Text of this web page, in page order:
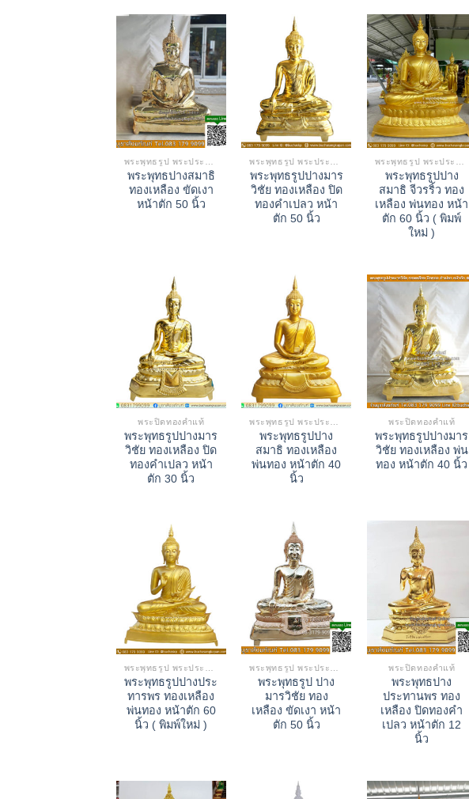
พระพุทธปางสมาธิ
ทองเหลือง ขัดเงา
หน้าตัก 50 นิ้ว
พระพุทธรูปปางมาร
วิชัย ทองเหลือง ปิด
ทองคำเปลว หน้า
ตัก 50 นิ้ว
พระพุทธรูปปาง
สมาธิ จีวรริ้ว ทอง
เหลือง พ่นทอง หน้า
ตัก 60 นิ้ว ( พิมพ์
ใหม่ )
พระปิดทองคำแท้
พระพุทธรูปปางมาร
วิชัย ทองเหลือง ปิด
ทองคำเปลว หน้า
ตัก 30 นิ้ว
พระพุทธรูปปาง
สมาธิ ทองเหลือง
พ่นทอง หน้าตัก 40
นิ้ว
พระปิดทองคำแท้
พระพุทธรูปปางมาร
วิชัย ทองเหลือง พ่น
ทอง หน้าตัก 40 นิ้ว
พระพุทธรูปปางประ
ทารพร ทองเหลือง
พ่นทอง หน้าตัก 60
นิ้ว ( พิมพ์ใหม่ )
พระพุทธรูป ปาง
มารวิชัย ทอง
เหลือง ขัดเงา หน้า
ตัก 50 นิ้ว
พระปิดทองคำแท้
พระพุทธปาง
ประทานพร ทอง
เหลือง ปิดทองคำ
เปลว หน้าตัก 12
นิ้ว